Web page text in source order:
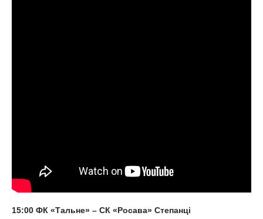
15:00 ФК «Тальне» – СК «Росава» Степанці